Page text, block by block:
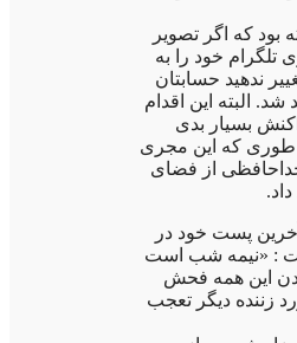
بود که اگر تصویر
تلگرام خود را به
ندهید حسابتان
البته این اقدام
بسیار بدی
طوری که این مجری
از فضای
پست خود در
: «نیمه شب است
این همه فحش
زننده دیگر تعجب